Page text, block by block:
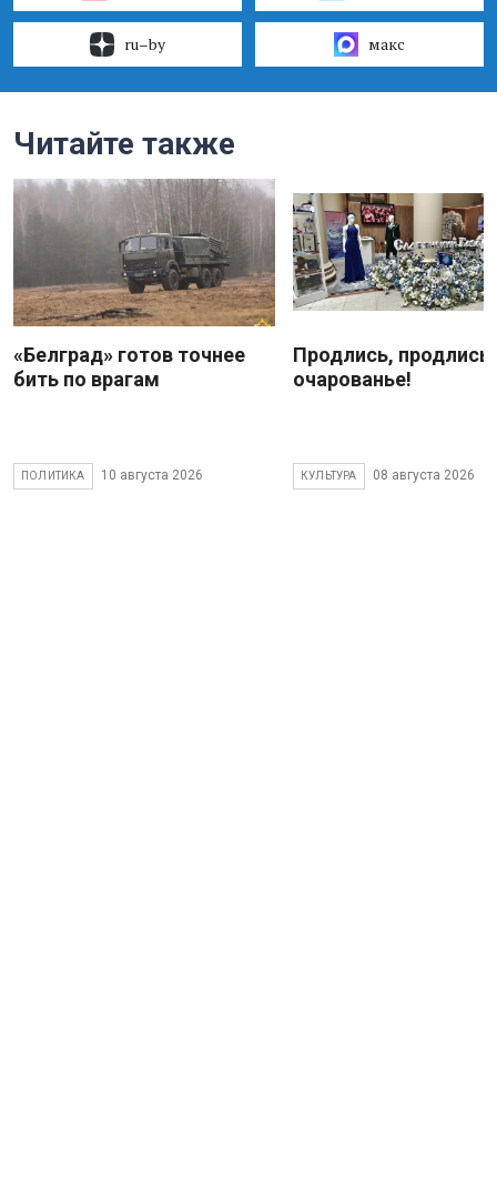
ru–by макс
Читайте также
«Белград» готов точнее
бить по врагам
ПОЛИТИКА 10 августа 2026
Продлись, продлись
очарованье!
КУЛЬТУРА 08 августа 2026